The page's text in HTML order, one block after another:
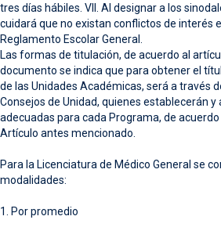
tres días hábiles. VII. Al designar a los
cuidará que no existan conflictos de interés
Reglamento Escolar General.
Las formas de titulación, de acuerdo al
documento se indica que para obtener el
de las Unidades Académicas, será a través
Consejos de Unidad, quienes establecerán
adecuadas para cada Programa, de
Artículo antes mencionado.
Para la Licenciatura de Médico General se
modalidades:
1. Por promedio